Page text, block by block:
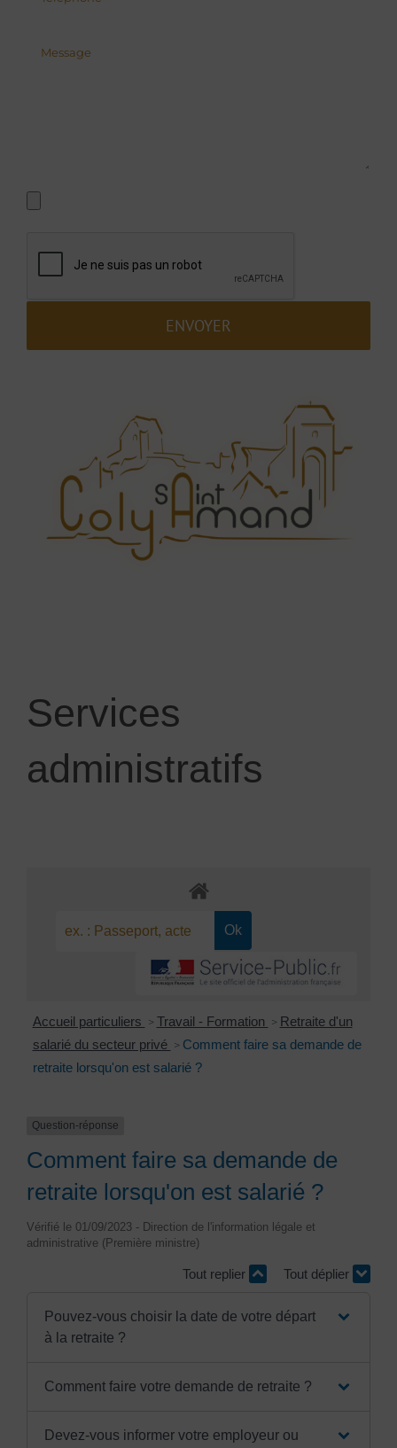
Services
administratifs
Accueil particuliers > Travail - Formation > Retraite d'un
salarié du secteur privé > Comment faire sa demande de
retraite lorsqu'on est salarié ?
Question-réponse
Comment faire sa demande de
retraite lorsqu'on est salarié ?
Vérifié le 01/09/2023 - Direction de l'information légale et
administrative (Première ministre)
Tout replier Tout déplier
Pouvez-vous choisir la date de votre départ
à la retraite ?
Comment faire votre demande de retraite ?
Devez-vous informer votre employeur ou